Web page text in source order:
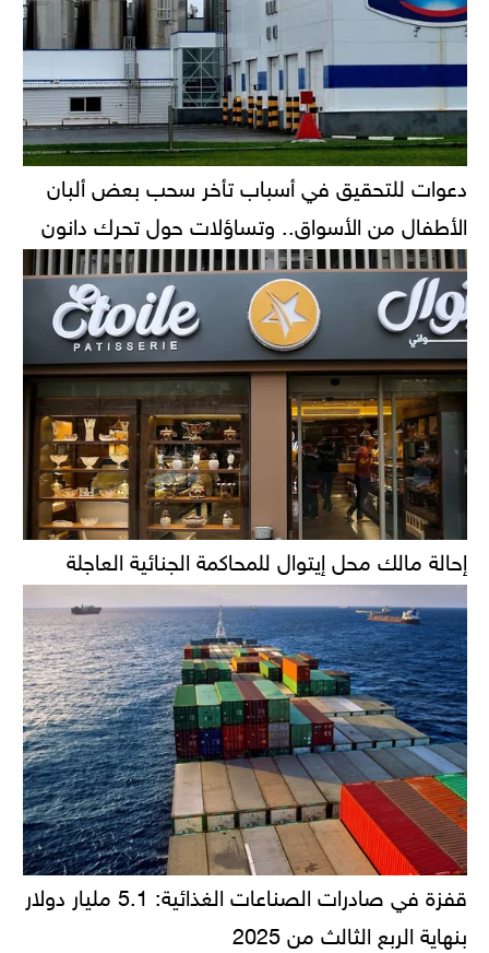
دعوات للتحقيق في أسباب تأخر سحب بعض ألبان
الأطفال من الأسواق.. وتساؤلات حول تحرك دانون
إحالة مالك محل إيتوال للمحاكمة الجنائية العاجلة
قفزة في صادرات الصناعات الغذائية: 5.1 مليار دولار
بنهاية الربع الثالث من 2025